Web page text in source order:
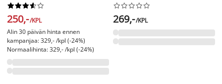






250,-/KPL
Alin 30 päivän hinta ennen
kampanjaa: 329,- /kpl (-24%)
Normaalihinta: 329,- /kpl (-24%)






269,-/KPL